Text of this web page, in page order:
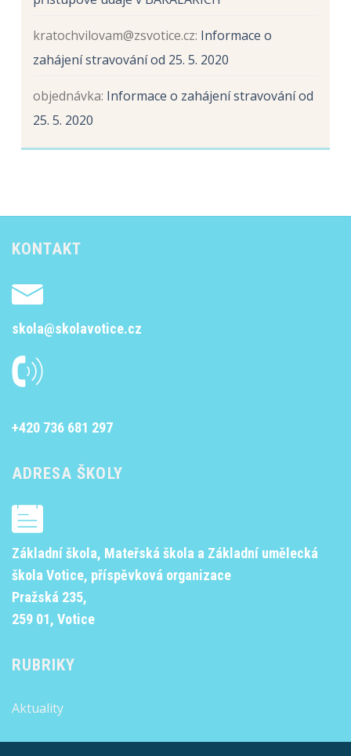
kratochvilovam@zsvotice.cz: Informace o
zahájení stravování od 25. 5. 2020
objednávka: Informace o zahájení stravování od
25. 5. 2020
KONTAKT
skola@skolavotice.cz
+420 736 681 297
ADRESA ŠKOLY
Základní škola, Mateřská škola a Základní umělecká
škola Votice, příspěvková organizace
Pražská 235,
259 01, Votice
RUBRIKY
Aktuality